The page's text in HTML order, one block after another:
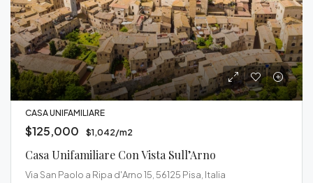
CASA UNIFAMILIARE
$125,000 $1,042/m2
Casa Unifamiliare Con Vista Sull’Arno
Via San Paolo a Ripa d'Arno 15, 56125 Pisa, Italia